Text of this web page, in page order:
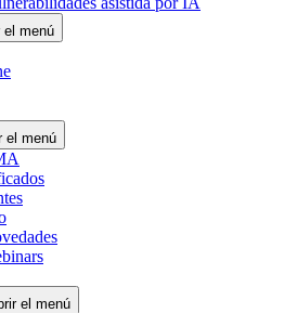
el menú
el menú
el menú